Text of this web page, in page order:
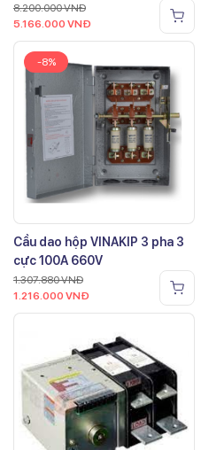
8.200.000VNĐ
5.166.000 VNĐ
-8%
Cầu dao hộp VINAKIP 3 pha 3
cực 100A 660V
1.307.880VNĐ
1.216.000 VNĐ